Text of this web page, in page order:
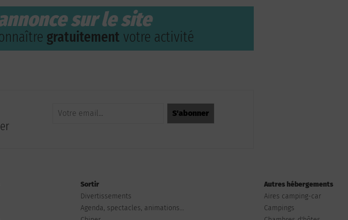
sur le site
gratuitement votre activité
Sortir
Divertissements
Agenda, spectacles, animations...
Autres hébergements
Aires camping-car
Campings